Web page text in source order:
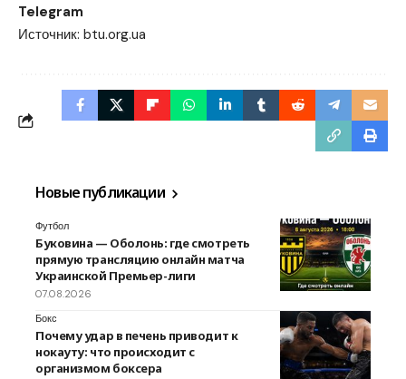
Telegram
Источник: btu.org.ua
Новые публикации
Футбол
Буковина — Оболонь: где смотреть
прямую трансляцию онлайн матча
Украинской Премьер-лиги
07.08.2026
Бокс
Почему удар в печень приводит к
нокауту: что происходит с
организмом боксера